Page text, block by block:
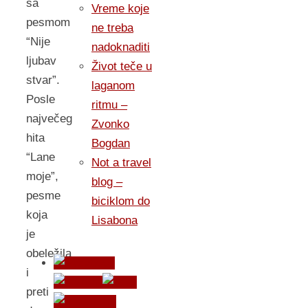
sa
pesmom
“Nije
ljubav
stvar”.
Posle
največeg
hita
“Lane
moje”,
pesme
koja
je
obeležila
i
preti
Vreme koje
ne treba
nadoknaditi
Život teče u
laganom
ritmu –
Zvonko
Bogdan
Not a travel
blog –
biciklom do
Lisabona